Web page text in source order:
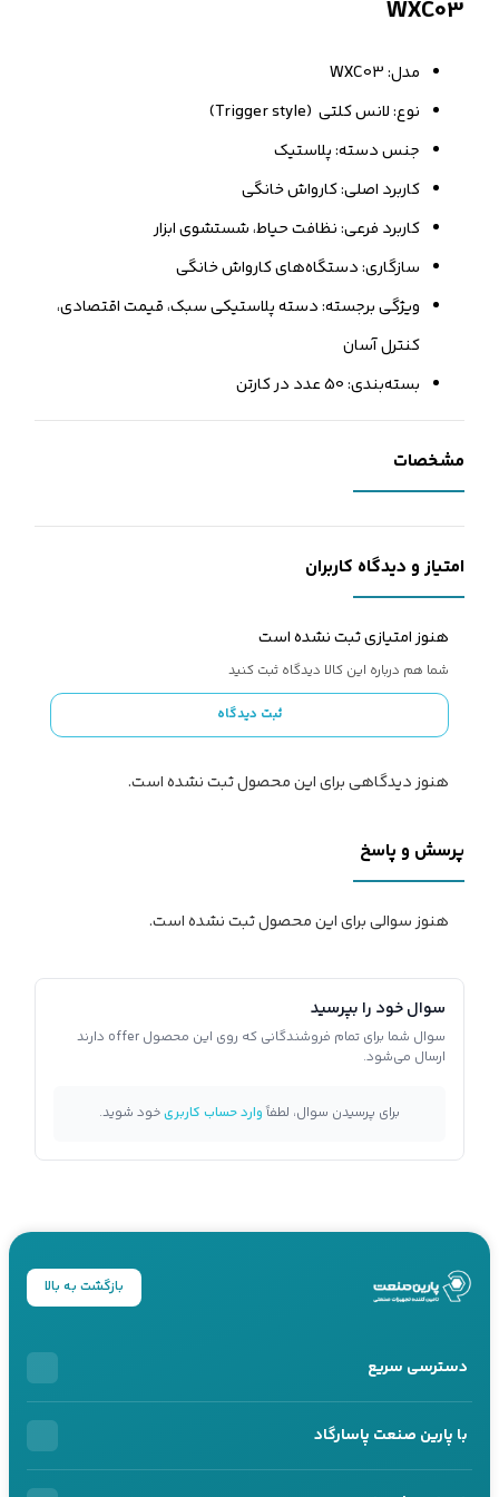
WXC03
مدل: WXC03
نوع: لانس کلتی (Trigger style)
جنس دسته: پلاستیک
کاربرد اصلی: کارواش خانگی
کاربرد فرعی: نظافت حیاط، شستشوی ابزار
سازگاری: دستگاه‌های کارواش خانگی
ویژگی برجسته: دسته پلاستیکی سبک، قیمت اقتصادی،
کنترل آسان
بسته‌بندی: 50 عدد در کارتن
مشخصات
امتیاز و دیدگاه کاربران
هنوز امتیازی ثبت نشده است
شما هم درباره این کالا دیدگاه ثبت کنید
ثبت دیدگاه
هنوز دیدگاهی برای این محصول ثبت نشده است.
پرسش و پاسخ
هنوز سوالی برای این محصول ثبت نشده است.
سوال خود را بپرسید
سوال شما برای تمام فروشندگانی که روی این محصول offer دارند
ارسال می‌شود.
برای پرسیدن سوال، لطفاًوارد حساب کاربریخود شوید.
بازگشت به بالا
دسترسی سریع
محصولات اقساطی
با پارین صنعت پاسارگاد